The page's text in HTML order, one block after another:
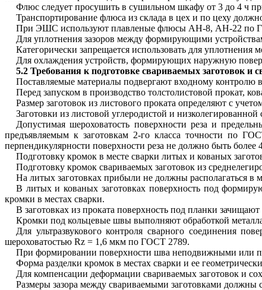
Флюс следует просушить в сушильном шкафу от 3 до 4 ч
Транспортирование флюса из склада в цех и по цеху
При ЭШС используют плавленые флюсы АН-8, АН-22 по
Для уплотнения зазоров между формирующими
Категорически запрещается использовать для
Для охлаждения устройств, формирующих наружную
5.2 Требования к подготовке свариваемых заготовок и
Поставляемые материалы подвергают входному контролю
Перед запуском в производство толстолистовой прокат,
Размер заготовок из листового проката определяют с
Заготовки из листовой углеродистой и
Допустимая шероховатость поверхности реза и
предъявляемым к заготовкам 2-го класса точности по
перпендикулярности поверхности реза не должно быть более
Подготовку кромок в месте сварки литых и кованых
Подготовку кромок свариваемых заготовок из
На литых заготовках прибыли не должны располагаться в
В литых и кованых заготовках поверхность под
кромки в местах сварки.
В заготовках из проката поверхность под планки
Кромки под кольцевые швы выполняют обработкой
Для ультразвукового контроля сварного соединения
шероховатостью Rz = 1,6 мкм по ГОСТ 2789.
При формировании поверхности шва неподвижными или
Форма разделки кромок в местах сварки и ее
Для компенсации деформации свариваемых заготовок и
Размеры зазора между свариваемыми заготовками должны